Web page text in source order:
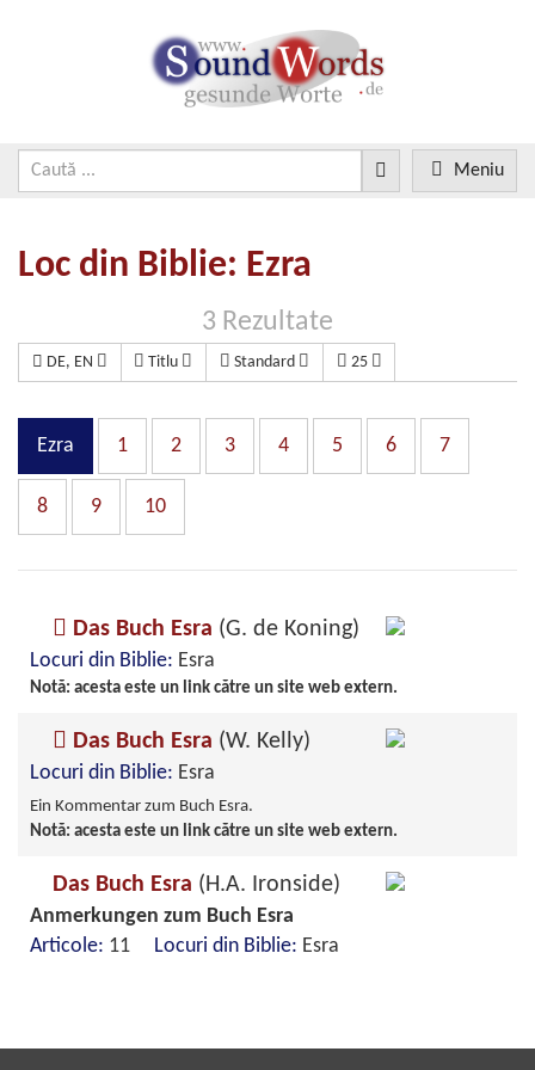
Meniu
Loc din Biblie: Ezra
3 Rezultate
DE, EN Titlu Standard 25
Ezra 1 2 3 4 5 6 7
8 9 10
Das Buch Esra (G. de Koning)
Locuri din Biblie: Esra
Notă: acesta este un link către un site web extern.
Das Buch Esra (W. Kelly)
Locuri din Biblie: Esra
Ein Kommentar zum Buch Esra.
Notă: acesta este un link către un site web extern.
Das Buch Esra (H.A. Ironside)
Anmerkungen zum Buch Esra
Articole: 11 Locuri din Biblie: Esra